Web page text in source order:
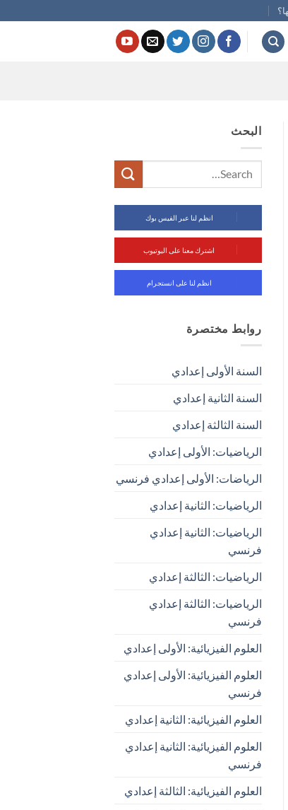
البحث
انظم لنا عبر الفيس بوك
اشترك معنا على اليوتيوب
انظم لنا على انستجرام
روابط مختصرة
السنة الأولى إعدادي
السنة الثانية إعدادي
السنة الثالثة إعدادي
الرياضيات: الأولى إعدادي
الرياضات: الأولى إعدادي فرنسي
الرياضيات: الثانية إعدادي
الرياضيات: الثانية إعدادي
فرنسي
الرياضيات: الثالثة إعدادي
الرياضيات: الثالثة إعدادي
فرنسي
العلوم الفيزيائية: الأولى إعدادي
العلوم الفيزيائية: الأولى إعدادي
فرنسي
العلوم الفيزيائية: الثانية إعدادي
العلوم الفيزيائية: الثانية إعدادي
فرنسي
العلوم الفيزيائية: الثالثة إعدادي